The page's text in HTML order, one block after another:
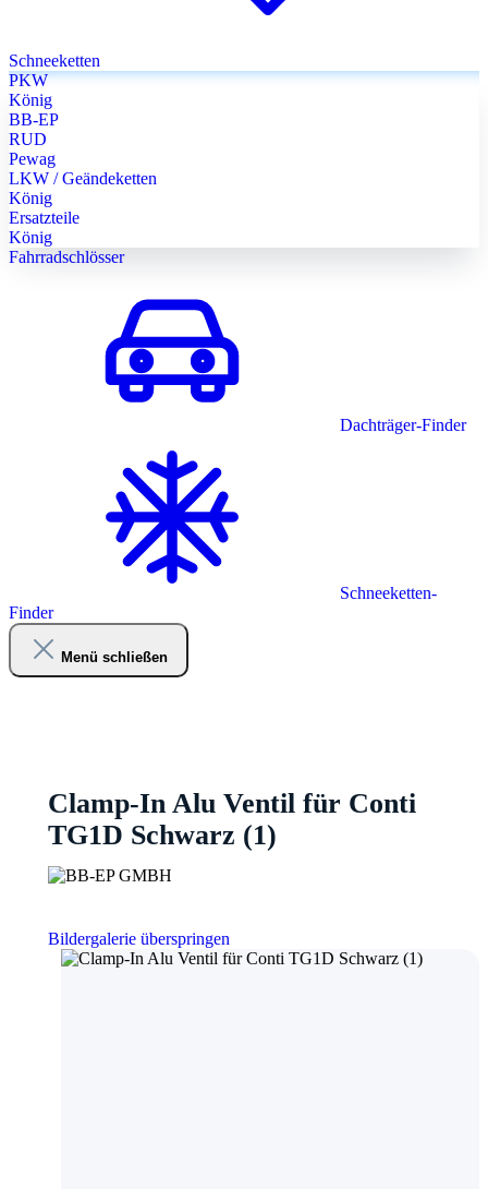
Schneeketten
PKW
König
BB-EP
RUD
Pewag
LKW / Geändeketten
König
Ersatzteile
König
Fahrradschlösser
Dachträger-Finder
Schneeketten-
Finder
Menü schließen
Clamp-In Alu Ventil für Conti
TG1D Schwarz (1)
Bildergalerie überspringen